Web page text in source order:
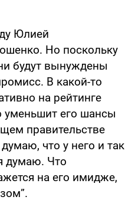
Юлией
Но поскольку
будут вынуждены
В какой-то
на рейтинге
уменьшит его шансы
правительстве
что у него и так
думаю. Что
на его имидже,